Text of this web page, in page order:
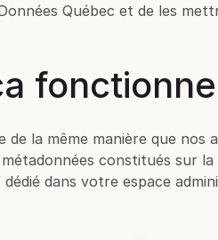
Québec et de les
de la même manière que nos
constitués sur la
dans votre espace